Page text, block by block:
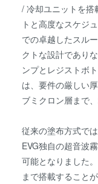
/ 冷却ユニットを搭
トと高度なスケジ
での卓越したスル
クトな設計であり
ンプとレジストボ
は、要件の厳しい
ブミクロン層まで
従来の塗布方式で
EVG独自の超音波
可能となりました
まで搭載すること